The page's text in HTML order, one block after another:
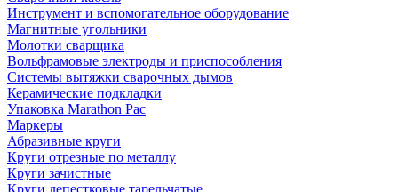
Инструмент и вспомогательное оборудование
Магнитные угольники
Молотки сварщика
Вольфрамовые электроды и приспособления
Системы вытяжки сварочных дымов
Керамические подкладки
Упаковка Marathon Pac
Маркеры
Абразивные круги
Круги отрезные по металлу
Круги зачистные
Круги лепестковые тарельчатые